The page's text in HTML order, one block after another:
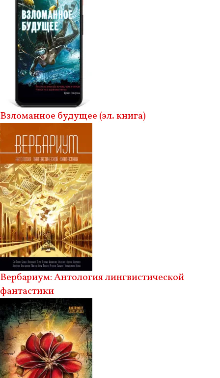
Взломанное будущее (эл. книга)
Вербариум: Антология лингвистической
фантастики